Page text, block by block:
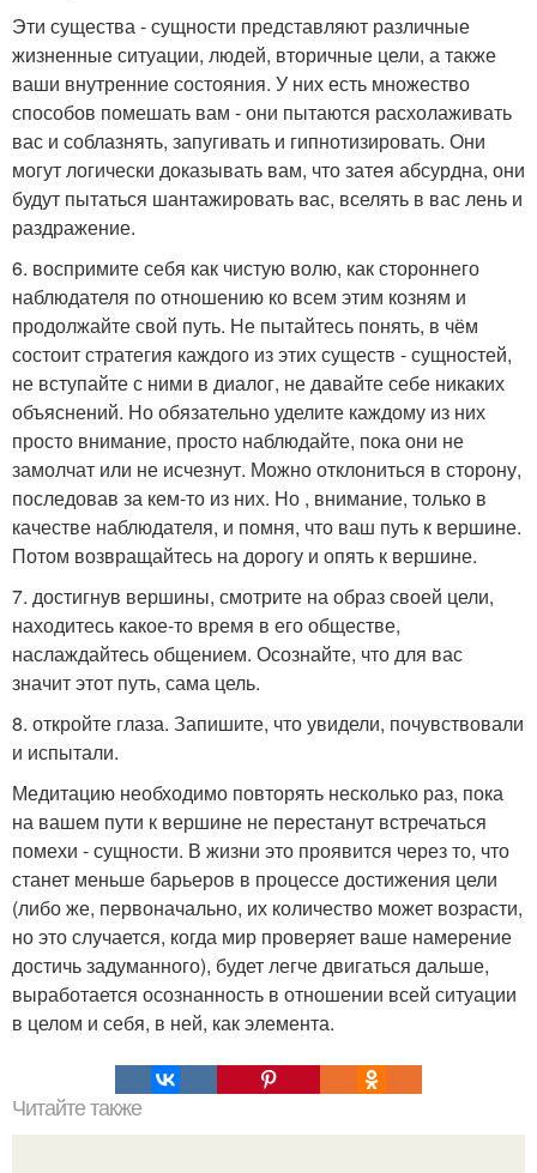
Эти существа - сущности представляют различные
жизненные ситуации, людей, вторичные цели, а также
ваши внутренние состояния. У них есть множество
способов помешать вам - они пытаются расхолаживать
вас и соблазнять, запугивать и гипнотизировать. Они
могут логически доказывать вам, что затея абсурдна, они
будут пытаться шантажировать вас, вселять в вас лень и
раздражение.
6. воспримите себя как чистую волю, как стороннего
наблюдателя по отношению ко всем этим козням и
продолжайте свой путь. Не пытайтесь понять, в чём
состоит стратегия каждого из этих существ - сущностей,
не вступайте с ними в диалог, не давайте себе никаких
объяснений. Но обязательно уделите каждому из них
просто внимание, просто наблюдайте, пока они не
замолчат или не исчезнут. Можно отклониться в сторону,
последовав за кем-то из них. Но , внимание, только в
качестве наблюдателя, и помня, что ваш путь к вершине.
Потом возвращайтесь на дорогу и опять к вершине.
7. достигнув вершины, смотрите на образ своей цели,
находитесь какое-то время в его обществе,
наслаждайтесь общением. Осознайте, что для вас
значит этот путь, сама цель.
8. откройте глаза. Запишите, что увидели, почувствовали
и испытали.
Медитацию необходимо повторять несколько раз, пока
на вашем пути к вершине не перестанут встречаться
помехи - сущности. В жизни это проявится через то, что
станет меньше барьеров в процессе достижения цели
(либо же, первоначально, их количество может возрасти,
но это случается, когда мир проверяет ваше намерение
достичь задуманного), будет легче двигаться дальше,
выработается осознанность в отношении всей ситуации
в целом и себя, в ней, как элемента.
Читайте также